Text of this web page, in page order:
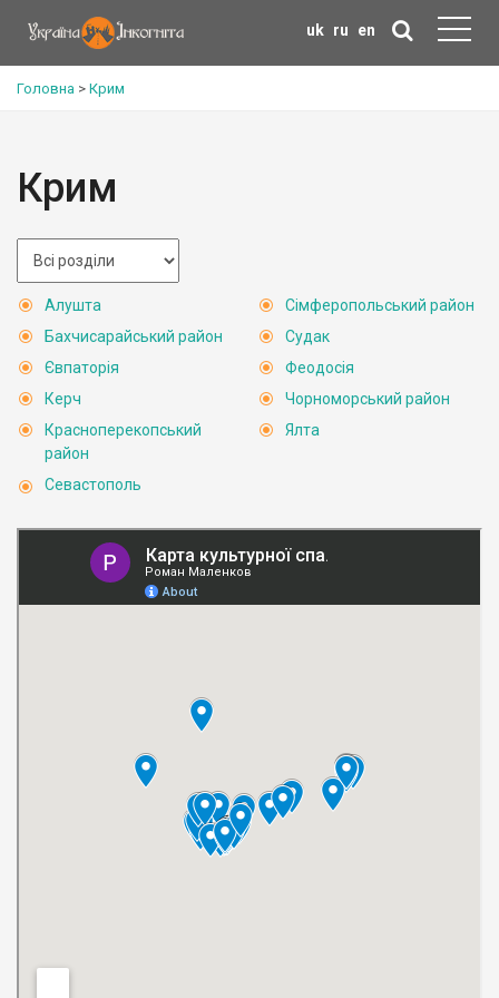
uk ru en
Головна > Крим
Крим
Алушта
Бахчисарайський район
Євпаторія
Керч
Красноперекопський
район
Севастополь
Сімферопольський район
Судак
Феодосія
Чорноморський район
Ялта